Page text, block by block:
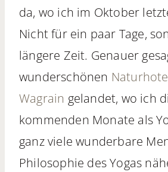
da, wo ich im Oktober
Nicht für ein paar Tage,
längere Zeit. Genauer
wunderschönen
Wagrain gelandet, wo ich
kommenden Monate als
ganz viele wunderbare
Philosophie des Yogas